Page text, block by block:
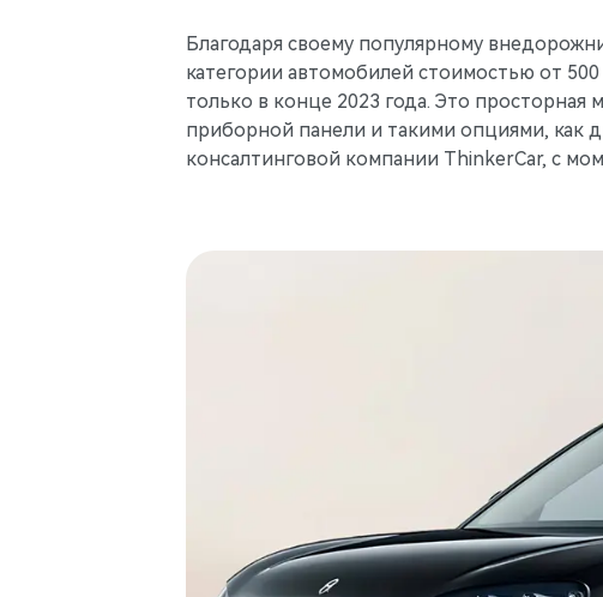
Благодаря своему популярному
категории автомобилей стоимостью от
только в конце 2023 года. Это
приборной панели и такими опциями, как
консалтинговой компании ThinkerCar, с